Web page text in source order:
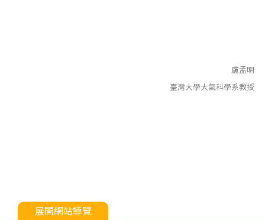
盧孟明
臺灣大學大氣科學系教授
展開網站導覽